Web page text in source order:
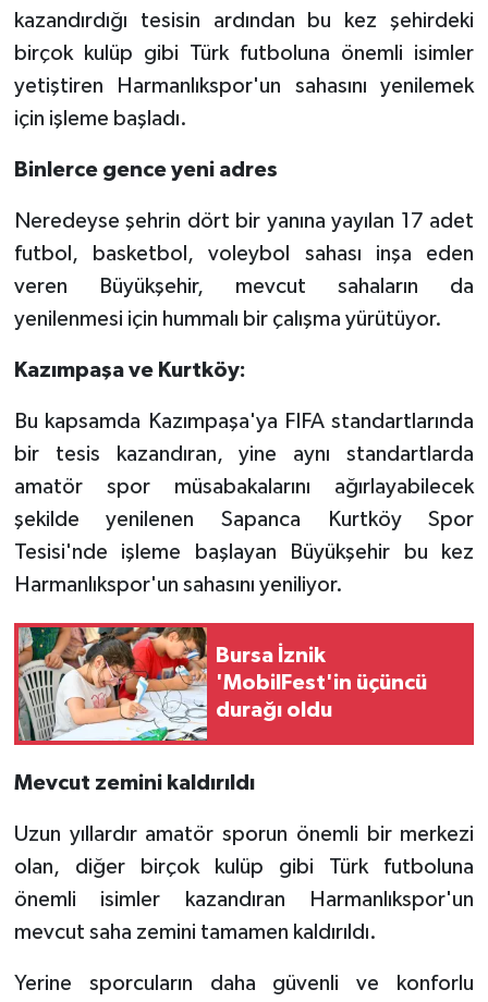
kazandırdığı tesisin ardından bu kez şehirdeki
birçok kulüp gibi Türk futboluna önemli isimler
yetiştiren Harmanlıkspor'un sahasını yenilemek
için işleme başladı.
Binlerce gence yeni adres
Neredeyse şehrin dört bir yanına yayılan 17 adet
futbol, basketbol, voleybol sahası inşa eden
veren Büyükşehir, mevcut sahaların da
yenilenmesi için hummalı bir çalışma yürütüyor.
Kazımpaşa ve Kurtköy:
Bu kapsamda Kazımpaşa'ya FIFA standartlarında
bir tesis kazandıran, yine aynı standartlarda
amatör spor müsabakalarını ağırlayabilecek
şekilde yenilenen Sapanca Kurtköy Spor
Tesisi'nde işleme başlayan Büyükşehir bu kez
Harmanlıkspor'un sahasını yeniliyor.
Bursa İznik
'MobilFest'in üçüncü
durağı oldu
Mevcut zemini kaldırıldı
Uzun yıllardır amatör sporun önemli bir merkezi
olan, diğer birçok kulüp gibi Türk futboluna
önemli isimler kazandıran Harmanlıkspor'un
mevcut saha zemini tamamen kaldırıldı.
Yerine sporcuların daha güvenli ve konforlu